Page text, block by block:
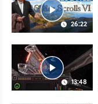
26:22
13:48